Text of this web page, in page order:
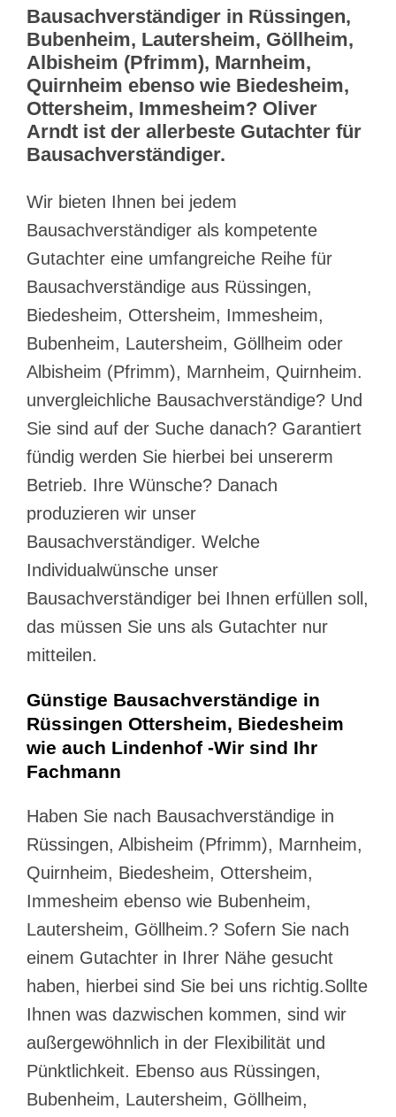
Bausachverständiger in Rüssingen,
Bubenheim, Lautersheim, Göllheim,
Albisheim (Pfrimm), Marnheim,
Quirnheim ebenso wie Biedesheim,
Ottersheim, Immesheim? Oliver
Arndt ist der allerbeste Gutachter für
Bausachverständiger.
Wir bieten Ihnen bei jedem
Bausachverständiger als kompetente
Gutachter eine umfangreiche Reihe für
Bausachverständige aus Rüssingen,
Biedesheim, Ottersheim, Immesheim,
Bubenheim, Lautersheim, Göllheim oder
Albisheim (Pfrimm), Marnheim, Quirnheim.
unvergleichliche Bausachverständige? Und
Sie sind auf der Suche danach? Garantiert
fündig werden Sie hierbei bei unsererm
Betrieb. Ihre Wünsche? Danach
produzieren wir unser
Bausachverständiger. Welche
Individualwünsche unser
Bausachverständiger bei Ihnen erfüllen soll,
das müssen Sie uns als Gutachter nur
mitteilen.
Günstige Bausachverständige in
Rüssingen Ottersheim, Biedesheim
wie auch Lindenhof -Wir sind Ihr
Fachmann
Haben Sie nach Bausachverständige in
Rüssingen, Albisheim (Pfrimm), Marnheim,
Quirnheim, Biedesheim, Ottersheim,
Immesheim ebenso wie Bubenheim,
Lautersheim, Göllheim.? Sofern Sie nach
einem Gutachter in Ihrer Nähe gesucht
haben, hierbei sind Sie bei uns richtig.Sollte
Ihnen was dazwischen kommen, sind wir
außergewöhnlich in der Flexibilität und
Pünktlichkeit. Ebenso aus Rüssingen,
Bubenheim, Lautersheim, Göllheim,